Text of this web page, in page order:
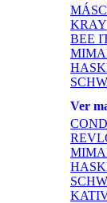
KRAY
BEE
Ver